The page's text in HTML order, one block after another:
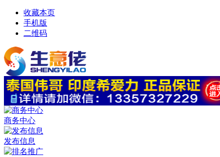
收藏本页
手机版
二维码
商务中心
发布信息